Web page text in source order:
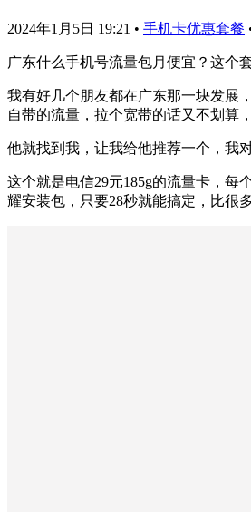
2024年1月5日 19:21 • 手机卡优惠套餐
广东什么手机号流量包月便宜？这个
我有好几个朋友都在广东那一块发展
自带的流量，拉个宽带的话又不划算
他就找到我，让我给他推荐一个，我
这个就是电信29元185g的流量卡，每
耀安装包，只要28秒就能搞定，比很